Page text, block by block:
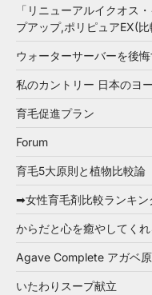
「リニューアルイクオス
プアップ,ポリピュアEX(
ウォーターサーバーを後
私のカントリー 日本のヨ
育毛促進プラン
Forum
育毛5大原則と植物比較論
➡女性育毛剤比較ランキン
からだと心を癒やしてく
Agave Complete アガベ
いたわりスープ献立